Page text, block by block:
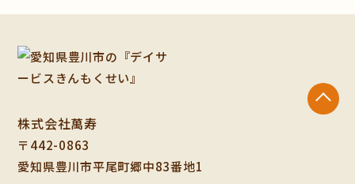
株式会社萬寿
〒442-0863
愛知県豊川市平尾町郷中83番地1